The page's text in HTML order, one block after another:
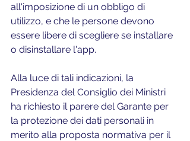
all'imposizione di un obbligo di
utilizzo, e che le persone devono
essere libere di scegliere se installare
o disinstallare l'app.
Alla luce di tali indicazioni, la
Presidenza del Consiglio dei Ministri
ha richiesto il parere del Garante per
la protezione dei dati personali in
merito alla proposta normativa per il